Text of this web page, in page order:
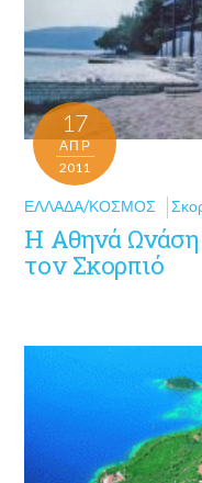
17
ΑΠΡ
2011
ΕΛΛΆΔΑ/ΚΌΣΜΟΣ
Η Αθηνά Ωνάση
τον Σκορπιό